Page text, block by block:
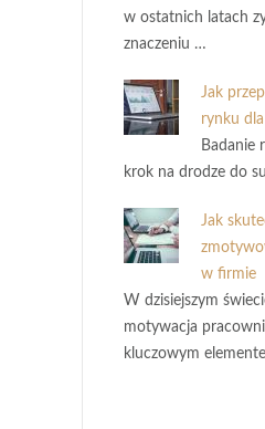
w ostatnich latach
znaczeniu …
Jak
rynku
Badanie
krok na drodze do
Jak
w firmie
W dzisiejszym
motywacja
kluczowym